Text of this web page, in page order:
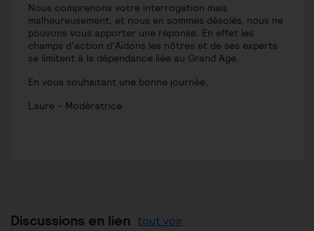
Nous comprenons votre interrogation mais
malheureusement, et nous en sommes désolés, nous ne
pouvons vous apporter une réponse. En effet les
champs d’action d’Aidons les nôtres et de ses experts
se limitent à la dépendance liée au Grand Age.
En vous souhaitant une bonne journée,
Laure - Modératrice
Discussions en lien tout voir